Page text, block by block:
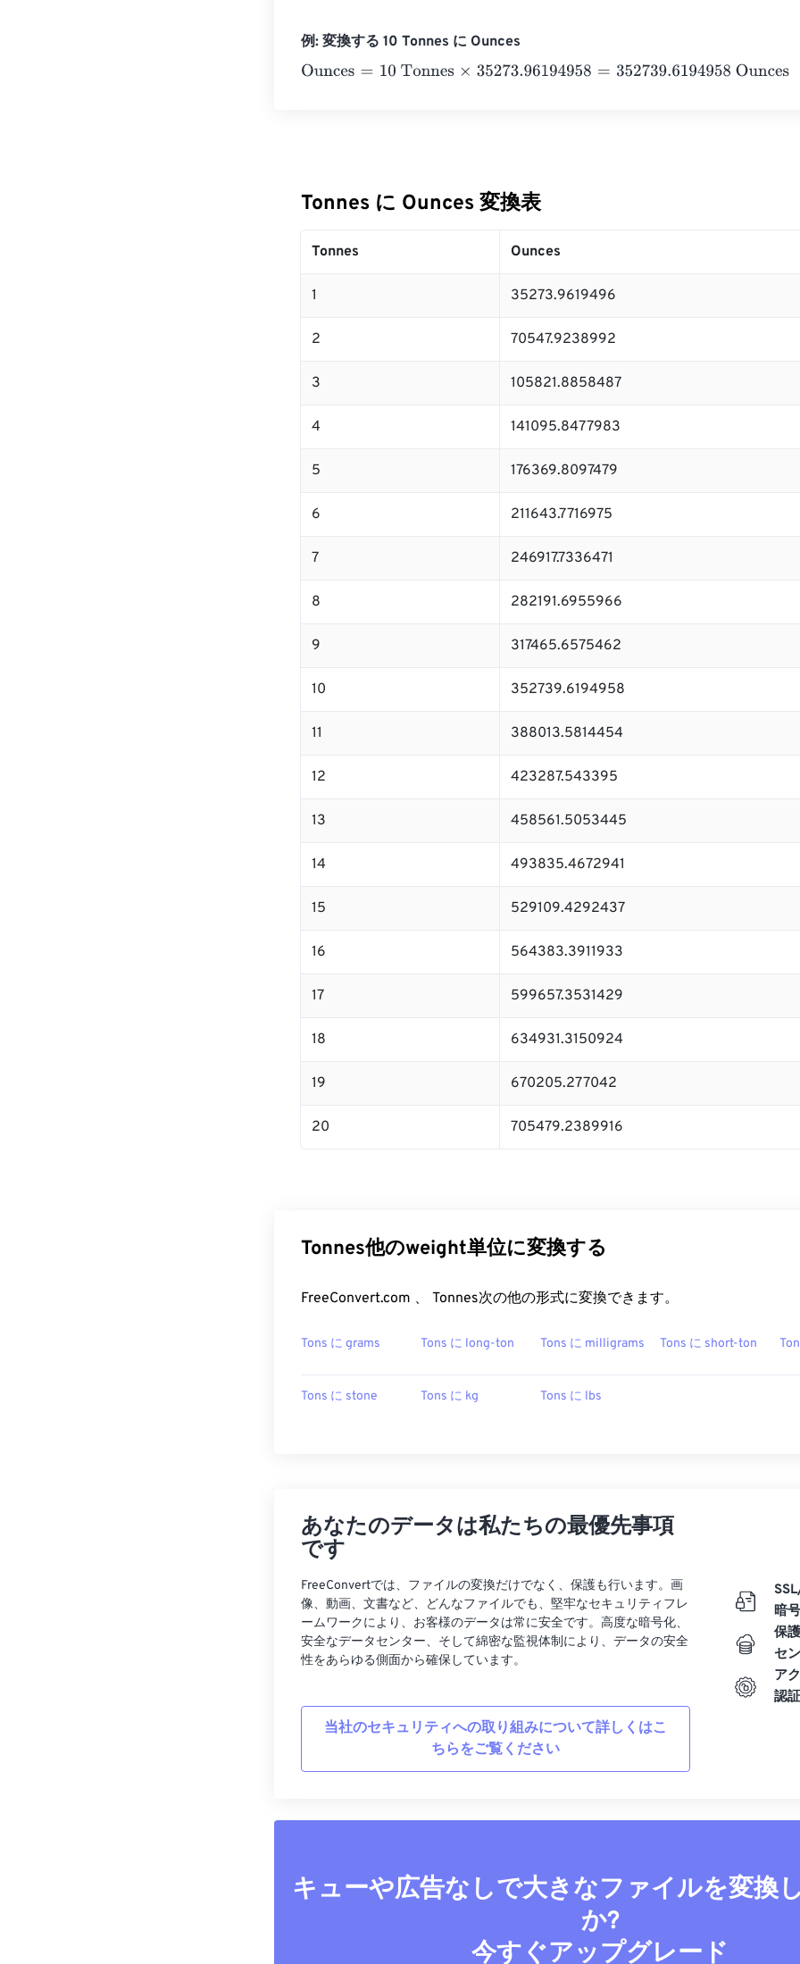
例: 変換する 10 Tonnes に Ounces
Ounces= 10 Tonnes×35273.96194958=352739.6194958 Ounces
Tonnes に Ounces 変換表
Tonnes Ounces
1 35273.9619496
2 70547.9238992
3 105821.8858487
4 141095.8477983
5 176369.8097479
6 211643.7716975
7 246917.7336471
8 282191.6955966
9 317465.6575462
10 352739.6194958
11 388013.5814454
12 423287.543395
13 458561.5053445
14 493835.4672941
15 529109.4292437
16 564383.3911933
17 599657.3531429
18 634931.3150924
19 670205.277042
20 705479.2389916
Tonnes他のweight単位に変換する
FreeConvert.com 、 Tonnes次の他の形式に変換できます。
Tons に grams Tons に long-ton Tons に milligrams Tons に short-ton
Tons に stone Tons に kg Tons に lbs
あなたのデータは私たちの最優先事項
です
FreeConvertでは、ファイルの変換だけでなく、保護も行います。画
像、動画、文書など、どんなファイルでも、堅牢なセキュリティフレ
ームワークにより、お客様のデータは常に安全です。高度な暗号化、
安全なデータセンター、そして綿密な監視体制により、データの安全
性をあらゆる側面から確保しています。
当社のセキュリティへの取り組みについて詳しくはこ
ちらをご覧ください
暗
保
セ
ア
認証
キューや広告なしで大きなファイルを変換
か?
今すぐアップグレード